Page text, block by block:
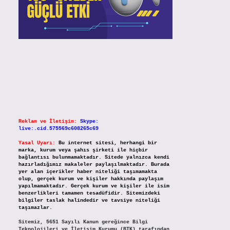
Reklam ve İletişim:
Skype:
live:.cid.575569c608265c69
Yasal Uyarı:
Bu internet sitesi, herhangi bir
marka, kurum veya şahıs şirketi ile hiçbir
bağlantısı bulunmamaktadır. Sitede yalnızca kendi
hazırladığımız makaleler paylaşılmaktadır. Burada
yer alan içerikler haber niteliği taşımamakta
olup, gerçek kurum ve kişiler hakkında paylaşım
yapılmamaktadır. Gerçek kurum ve kişiler ile isim
benzerlikleri tamamen tesadüfidir. Sitemizdeki
bilgiler taslak halindedir ve tavsiye niteliği
taşımazlar.
Sitemiz, 5651 Sayılı Kanun gereğince Bilgi